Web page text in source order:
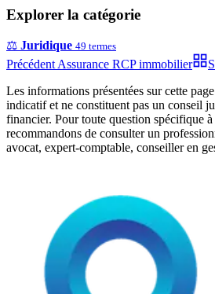
Explorer la catégorie
⚖️ Juridique 49 termes
Précédent Assurance RCP immobilier
Les informations présentées sur cette
indicatif et ne constituent pas un conseil
financier. Pour toute question spécifique
recommandons de consulter un
avocat, expert-comptable, conseiller en